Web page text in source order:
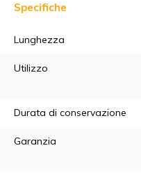
Specifiche
Lunghezza
Utilizzo
Durata di conservazione
Garanzia